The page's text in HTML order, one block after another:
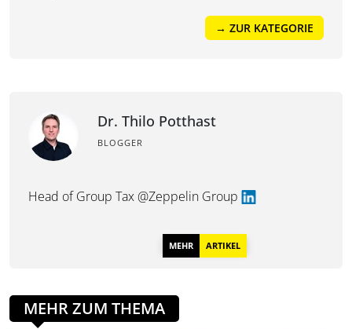
→ ZUR KATEGORIE
Dr. Thilo Potthast
BLOGGER
Head of Group Tax @Zeppelin Group
MEHR ARTIKEL
MEHR ZUM THEMA